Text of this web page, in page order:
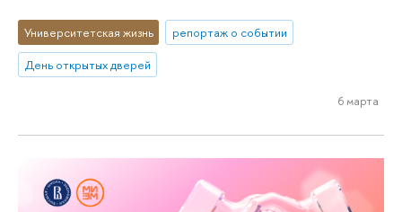
Университетская жизнь
репортаж о событии
День открытых дверей
6 марта